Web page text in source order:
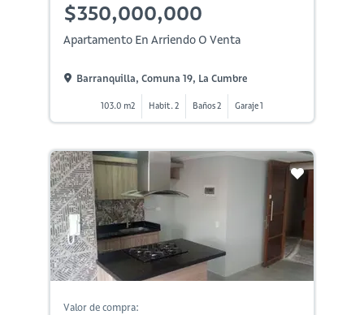
$350,000,000
Apartamento En Arriendo O Venta
Barranquilla, Comuna 19, La Cumbre
103.0 m2 Habit. 2 Baños 2 Garaje 1
Valor de compra: